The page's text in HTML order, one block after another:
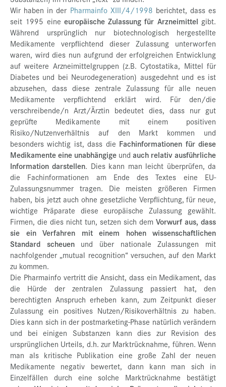
Wir haben in der Pharmainfo XIII/4/1998 berichtet, dass es
seit 1995 eine europäische Zulassung für Arzneimittel gibt.
Während ursprünglich nur biotechnologisch hergestellte
Medikamente verpflichtend dieser Zulassung unterworfen
waren, wird dies nun aufgrund der erfolgreichen Entwicklung
auf weitere Arzneimittelgruppen (z.B. Cytostatika, Mittel für
Diabetes und bei Neurodegeneration) ausgedehnt und es ist
abzusehen, dass diese zentrale Zulassung für alle neuen
Medikamente verpflichtend erklärt wird. Für den/die
verschreibende/n Arzt/Ärztin bedeutet dies, dass nur gut
geprüfte Medikamente mit einem positiven
Risiko/Nutzenverhältnis auf den Markt kommen und
besonders wichtig ist, dass die Fachinformationen für diese
Medikamente eine unabhängige und auch relativ ausführliche
Information darstellen. Dies kann man leicht überprüfen, da
die Fachinformationen am Ende des Textes eine EU-
Zulassungsnummer tragen. Die meisten größeren Firmen
haben, bis jetzt auch ohne gesetzliche Verpflichtung, für neue,
wichtige Präparate diese europäische Zulassung gewählt.
Firmen, die dies nicht tun, setzen sich dem Vorwurf aus, dass
sie ein Verfahren mit einem hohen wissenschaftlichen
Standard scheuenund über nationale Zulassungen mit
nachfolgender „mutual recognition“ versuchen, auf den Markt
zu kommen.
Die Pharmainfo vertritt die Ansicht, dass ein Medikament, das
die Hürde der zentralen Zulassung passiert hat, den
berechtigten Anspruch erheben kann, zum Zeitpunkt dieser
Zulassung ein positives Nutzen/Risikoverhältnis zu haben.
Dies kann sich in der postmarketing-Phase natürlich verändern
und bei einigen Substanzen kann dies zur Revision des
ursprünglichen Urteils, d.h. zur Marktrücknahme, führen. Wenn
man als kritische Publikation eine große Zahl der neuen
Medikamente negativ bewertet, dann kann man sich in
Einzelfällen durch eine solche Marktrücknahme bestätigt